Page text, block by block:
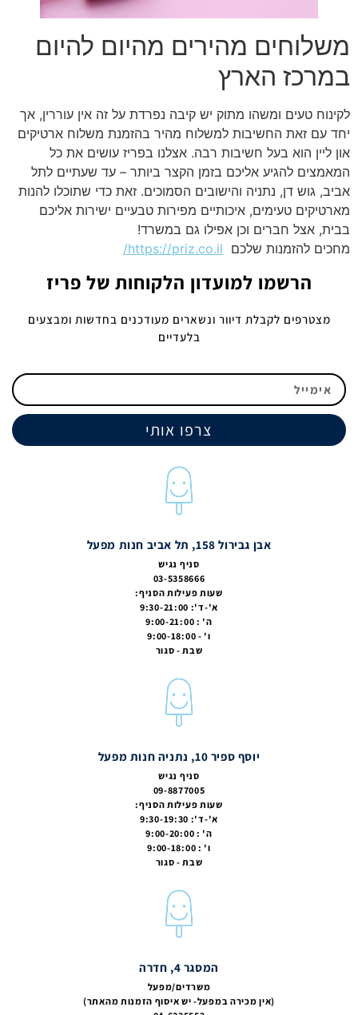
משלוחים מהירים מהיום להיום
במרכז הארץ
לקינוח טעים ומשהו מתוק יש קיבה נפרדת על זה אין עוררין, אך
יחד עם זאת החשיבות למשלוח מהיר בהזמנת משלוח ארטיקים
און ליין הוא בעל חשיבות רבה. אצלנו בפריז עושים את כל
המאמצים להגיע אליכם בזמן הקצר ביותר – עד שעתיים לתל
אביב, גוש דן, נתניה והישובים הסמוכים. זאת כדי שתוכלו להנות
מארטיקים טעימים, איכותיים מפירות טבעיים ישירות אליכם
בבית, אצל חברים וכן אפילו גם במשרד!
מחכים להזמנות שלכם https://priz.co.il/
אבן גבירול 158, תל אביב חנות מפעל
סניף נגיש
03-5358666
שעות פעילות הסניף:
א'-ד': 9:30-21:00
ה' : 9:00-21:00
ו' - 9:00-18:00
שבת - סגור
יוסף ספיר 10, נתניה חנות מפעל
סניף נגיש
09-8877005
שעות פעילות הסניף:
א'-ד': 9:30-19:30
ה' : 9:00-20:00
ו' : 9:00-18:00
שבת - סגור
המסגר 4, חדרה
משרדים/מפעל
(אין מכירה במפעל- יש איסוף הזמנות מהאתר)
הרשמו למועדון הלקוחות של פריז
מצטרפים לקבלת דיוור ונשארים מעודכנים בחדשות ומבצעים
בלעדיים
צרפו אותי